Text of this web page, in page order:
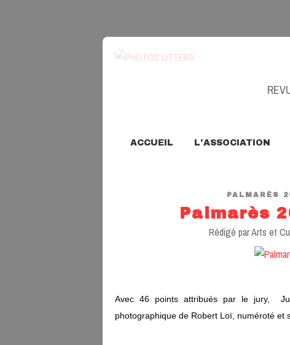
ACCUEIL L'ASSOCIATION
PALMARÈS
Palmarès
Rédigé par Arts et
Avec 46 points attribués par le jury,
photographique de Robert Loï, numéroté et